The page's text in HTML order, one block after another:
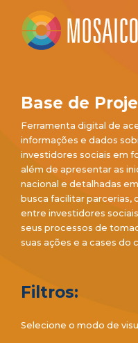
Base de
Ferramenta digital de
informações e dados
investidores sociais em
além de apresentar as
nacional e detalhadas
busca facilitar parcerias,
entre investidores
seus processos de
suas ações e a cases do
Filtros:
Selecione o modo de